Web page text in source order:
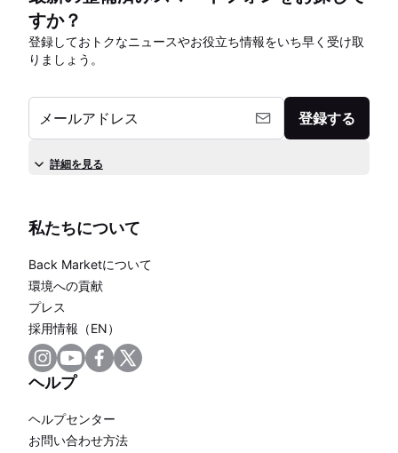
すか？
登録しておトクなニュースやお役立ち情報をいち早く受け取
りましょう。
メールアドレス 登録する
詳細を見る
私たちについて
Back Marketについて
環境への貢献
プレス
採用情報（EN）
ヘルプ
ヘルプセンター
お問い合わせ方法